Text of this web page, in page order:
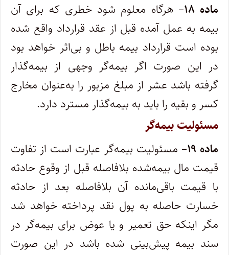
ماده ۱۸
– هرگاه معلوم شود خطری که برای آن
بیمه به عمل آمده قبل از عقد قرارداد واقع شده
بوده است قرارداد بیمه باطل و بی‌اثر خواهد بود
در این صورت اگر بیمه‌گر وجهی از بیمه‌گذار
گرفته باشد عشر از مبلغ مزبور را به‌عنوان مخارج
کسر و بقیه را باید به بیمه‌گذار مسترد دارد.
مسئولیت بیمه‌گر
ماده ۱۹ – مسئولیت بیمه‌گر عبارت است از تفاوت
قیمت مال بیمه‌شده بلافاصله قبل از وقوع حادثه
با قیمت باقی‌مانده آن بلافاصله بعد از حادثه
خسارت حاصله به پول نقد پرداخته خواهد شد
مگر اینکه حق تعمیر و یا عوض برای بیمه‌گر در
سند بیمه پیش‌بینی شده باشد در این صورت